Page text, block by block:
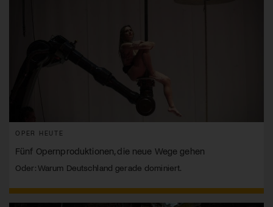
OPER HEUTE
Fünf Opernproduktionen, die neue Wege gehen
Oder: Warum Deutschland gerade dominiert.